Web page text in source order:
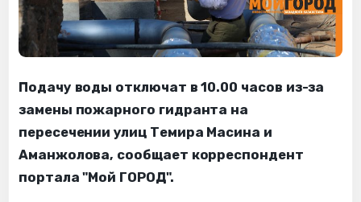
Подачу воды отключат в 10.00 часов из-за
замены пожарного гидранта на
пересечении улиц Темира Масина и
Аманжолова, сообщает корреспондент
портала "Мой ГОРОД".